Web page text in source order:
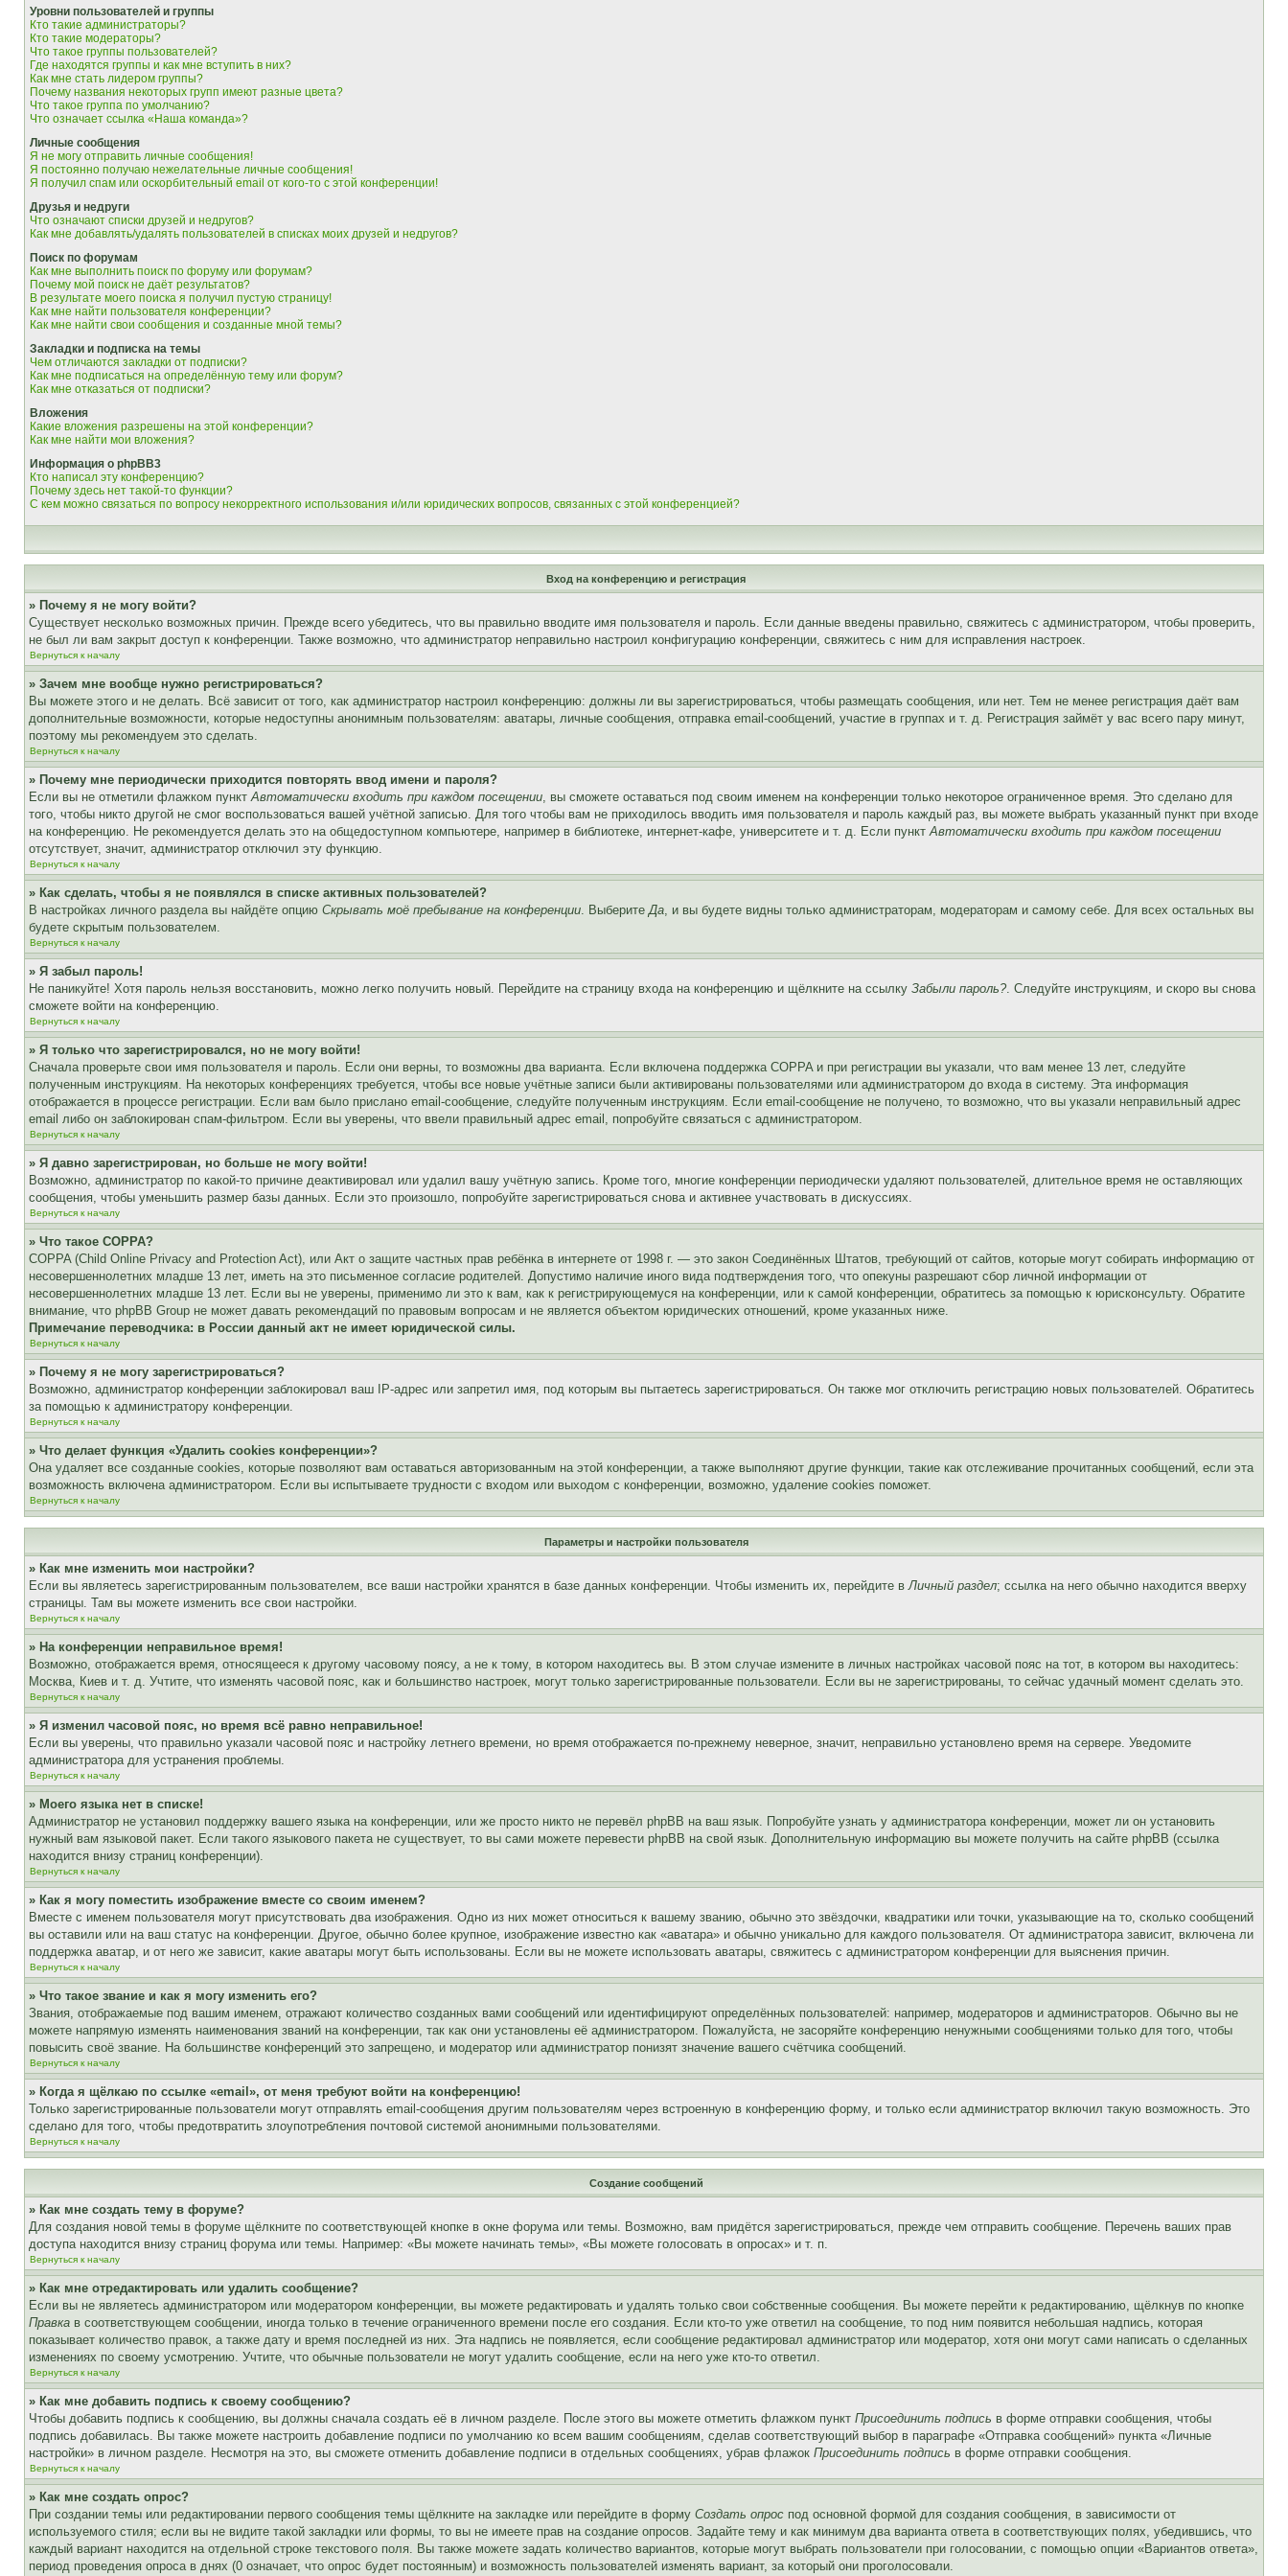
Уровни пользователей и группы
Кто такие администраторы?
Кто такие модераторы?
Что такое группы пользователей?
Где находятся группы и как мне вступить в них?
Как мне стать лидером группы?
Почему названия некоторых групп имеют разные цвета?
Что такое группа по умолчанию?
Что означает ссылка «Наша команда»?
Личные сообщения
Я не могу отправить личные сообщения!
Я постоянно получаю нежелательные личные сообщения!
Я получил спам или оскорбительный email от кого-то с этой конференции!
Друзья и недруги
Что означают списки друзей и недругов?
Как мне добавлять/удалять пользователей в списках моих друзей и недругов?
Поиск по форумам
Как мне выполнить поиск по форуму или форумам?
Почему мой поиск не даёт результатов?
В результате моего поиска я получил пустую страницу!
Как мне найти пользователя конференции?
Как мне найти свои сообщения и созданные мной темы?
Закладки и подписка на темы
Чем отличаются закладки от подписки?
Как мне подписаться на определённую тему или форум?
Как мне отказаться от подписки?
Вложения
Какие вложения разрешены на этой конференции?
Как мне найти мои вложения?
Информация о phpBB3
Кто написал эту конференцию?
Почему здесь нет такой-то функции?
С кем можно связаться по вопросу некорректного использования и/или юридических вопросов, связанных с этой конференцией?
Вход на конференцию и регистрация
» Почему я не могу войти?
Существует несколько возможных причин. Прежде всего убедитесь, что вы правильно вводите имя пользователя и пароль. Если данные введены правильно, свяжитесь с администратором, чтобы проверить,
не был ли вам закрыт доступ к конференции. Также возможно, что администратор неправильно настроил конфигурацию конференции, свяжитесь с ним для исправления настроек.
Вернуться к началу
» Зачем мне вообще нужно регистрироваться?
Вы можете этого и не делать. Всё зависит от того, как администратор настроил конференцию: должны ли вы зарегистрироваться, чтобы размещать сообщения, или нет. Тем не менее регистрация даёт вам
дополнительные возможности, которые недоступны анонимным пользователям: аватары, личные сообщения, отправка email-сообщений, участие в группах и т. д. Регистрация займёт у вас всего пару минут,
поэтому мы рекомендуем это сделать.
Вернуться к началу
» Почему мне периодически приходится повторять ввод имени и пароля?
Если вы не отметили флажком пунктАвтоматически входить при каждом посещении, вы сможете оставаться под своим именем на конференции только некоторое ограниченное время. Это сделано для
того, чтобы никто другой не смог воспользоваться вашей учётной записью. Для того чтобы вам не приходилось вводить имя пользователя и пароль каждый раз, вы можете выбрать указанный пункт при входе
на конференцию. Не рекомендуется делать это на общедоступном компьютере, например в библиотеке, интернет-кафе, университете и т. д. Если пунктАвтоматически входить при каждом посещении
отсутствует, значит, администратор отключил эту функцию.
Вернуться к началу
» Как сделать, чтобы я не появлялся в списке активных пользователей?
В настройках личного раздела вы найдёте опцию Скрывать моё пребывание на конференции. ВыберитеДа, и вы будете видны только администраторам, модераторам и самому себе. Для всех остальных вы
будете скрытым пользователем.
Вернуться к началу
» Я забыл пароль!
Не паникуйте! Хотя пароль нельзя восстановить, можно легко получить новый. Перейдите на страницу входа на конференцию и щёлкните на ссылку Забыли пароль?. Следуйте инструкциям, и скоро вы снова
сможете войти на конференцию.
Вернуться к началу
» Я только что зарегистрировался, но не могу войти!
Сначала проверьте свои имя пользователя и пароль. Если они верны, то возможны два варианта. Если включена поддержка COPPA и при регистрации вы указали, что вам менее 13 лет, следуйте
полученным инструкциям. На некоторых конференциях требуется, чтобы все новые учётные записи были активированы пользователями или администратором до входа в систему. Эта информация
отображается в процессе регистрации. Если вам было прислано email-сообщение, следуйте полученным инструкциям. Если email-сообщение не получено, то возможно, что вы указали неправильный адрес
email либо он заблокирован спам-фильтром. Если вы уверены, что ввели правильный адрес email, попробуйте связаться с администратором.
Вернуться к началу
» Я давно зарегистрирован, но больше не могу войти!
Возможно, администратор по какой-то причине деактивировал или удалил вашу учётную запись. Кроме того, многие конференции периодически удаляют пользователей, длительное время не оставляющих
сообщения, чтобы уменьшить размер базы данных. Если это произошло, попробуйте зарегистрироваться снова и активнее участвовать в дискуссиях.
Вернуться к началу
» Что такое COPPA?
COPPA (Child Online Privacy and Protection Act), или Акт о защите частных прав ребёнка в интернете от 1998 г. — это закон Соединённых Штатов, требующий от сайтов, которые могут собирать информацию от
несовершеннолетних младше 13 лет, иметь на это письменное согласие родителей. Допустимо наличие иного вида подтверждения того, что опекуны разрешают сбор личной информации от
несовершеннолетних младше 13 лет. Если вы не уверены, применимо ли это к вам, как к регистрирующемуся на конференции, или к самой конференции, обратитесь за помощью к юрисконсульту. Обратите
внимание, что phpBB Group не может давать рекомендаций по правовым вопросам и не является объектом юридических отношений, кроме указанных ниже.
Примечание переводчика: в России данный акт не имеет юридической силы.
Вернуться к началу
» Почему я не могу зарегистрироваться?
Возможно, администратор конференции заблокировал ваш IP-адрес или запретил имя, под которым вы пытаетесь зарегистрироваться. Он также мог отключить регистрацию новых пользователей. Обратитесь
за помощью к администратору конференции.
Вернуться к началу
» Что делает функция «Удалить cookies конференции»?
Она удаляет все созданные cookies, которые позволяют вам оставаться авторизованным на этой конференции, а также выполняют другие функции, такие как отслеживание прочитанных сообщений, если эта
возможность включена администратором. Если вы испытываете трудности с входом или выходом с конференции, возможно, удаление cookies поможет.
Вернуться к началу
Параметры и настройки пользователя
» Как мне изменить мои настройки?
Если вы являетесь зарегистрированным пользователем, все ваши настройки хранятся в базе данных конференции. Чтобы изменить их, перейдите вЛичный раздел; ссылка на него обычно находится вверху
страницы. Там вы можете изменить все свои настройки.
Вернуться к началу
» На конференции неправильное время!
Возможно, отображается время, относящееся к другому часовому поясу, а не к тому, в котором находитесь вы. В этом случае измените в личных настройках часовой пояс на тот, в котором вы находитесь:
Москва, Киев и т. д. Учтите, что изменять часовой пояс, как и большинство настроек, могут только зарегистрированные пользователи. Если вы не зарегистрированы, то сейчас удачный момент сделать это.
Вернуться к началу
» Я изменил часовой пояс, но время всё равно неправильное!
Если вы уверены, что правильно указали часовой пояс и настройку летнего времени, но время отображается по-прежнему неверное, значит, неправильно установлено время на сервере. Уведомите
администратора для устранения проблемы.
Вернуться к началу
» Моего языка нет в списке!
Администратор не установил поддержку вашего языка на конференции, или же просто никто не перевёл phpBB на ваш язык. Попробуйте узнать у администратора конференции, может ли он установить
нужный вам языковой пакет. Если такого языкового пакета не существует, то вы сами можете перевести phpBB на свой язык. Дополнительную информацию вы можете получить на сайте phpBB (ссылка
находится внизу страниц конференции).
Вернуться к началу
» Как я могу поместить изображение вместе со своим именем?
Вместе с именем пользователя могут присутствовать два изображения. Одно из них может относиться к вашему званию, обычно это звёздочки, квадратики или точки, указывающие на то, сколько сообщений
вы оставили или на ваш статус на конференции. Другое, обычно более крупное, изображение известно как «аватара» и обычно уникально для каждого пользователя. От администратора зависит, включена ли
поддержка аватар, и от него же зависит, какие аватары могут быть использованы. Если вы не можете использовать аватары, свяжитесь с администратором конференции для выяснения причин.
Вернуться к началу
» Что такое звание и как я могу изменить его?
Звания, отображаемые под вашим именем, отражают количество созданных вами сообщений или идентифицируют определённых пользователей: например, модераторов и администраторов. Обычно вы не
можете напрямую изменять наименования званий на конференции, так как они установлены её администратором. Пожалуйста, не засоряйте конференцию ненужными сообщениями только для того, чтобы
повысить своё звание. На большинстве конференций это запрещено, и модератор или администратор понизят значение вашего счётчика сообщений.
Вернуться к началу
» Когда я щёлкаю по ссылке «email», от меня требуют войти на конференцию!
Только зарегистрированные пользователи могут отправлять email-сообщения другим пользователям через встроенную в конференцию форму, и только если администратор включил такую возможность. Это
сделано для того, чтобы предотвратить злоупотребления почтовой системой анонимными пользователями.
Вернуться к началу
Создание сообщений
» Как мне создать тему в форуме?
Для создания новой темы в форуме щёлкните по соответствующей кнопке в окне форума или темы. Возможно, вам придётся зарегистрироваться, прежде чем отправить сообщение. Перечень ваших прав
доступа находится внизу страниц форума или темы. Например: «Вы можете начинать темы», «Вы можете голосовать в опросах» и т. п.
Вернуться к началу
» Как мне отредактировать или удалить сообщение?
Если вы не являетесь администратором или модератором конференции, вы можете редактировать и удалять только свои собственные сообщения. Вы можете перейти к редактированию, щёлкнув по кнопке
Правка в соответствующем сообщении, иногда только в течение ограниченного времени после его создания. Если кто-то уже ответил на сообщение, то под ним появится небольшая надпись, которая
показывает количество правок, а также дату и время последней из них. Эта надпись не появляется, если сообщение редактировал администратор или модератор, хотя они могут сами написать о сделанных
изменениях по своему усмотрению. Учтите, что обычные пользователи не могут удалить сообщение, если на него уже кто-то ответил.
Вернуться к началу
» Как мне добавить подпись к своему сообщению?
Чтобы добавить подпись к сообщению, вы должны сначала создать её в личном разделе. После этого вы можете отметить флажком пункт Присоединить подпись в форме отправки сообщения, чтобы
подпись добавилась. Вы также можете настроить добавление подписи по умолчанию ко всем вашим сообщениям, сделав соответствующий выбор в параграфе «Отправка сообщений» пункта «Личные
настройки» в личном разделе. Несмотря на это, вы сможете отменить добавление подписи в отдельных сообщениях, убрав флажок Присоединить подпись в форме отправки сообщения.
Вернуться к началу
» Как мне создать опрос?
При создании темы или редактировании первого сообщения темы щёлкните на закладке или перейдите в форму Создать опрос под основной формой для создания сообщения, в зависимости от
используемого стиля; если вы не видите такой закладки или формы, то вы не имеете прав на создание опросов. Задайте тему и как минимум два варианта ответа в соответствующих полях, убедившись, что
каждый вариант находится на отдельной строке текстового поля. Вы также можете задать количество вариантов, которые могут выбрать пользователи при голосовании, с помощью опции «Вариантов ответа»,
период проведения опроса в днях (0 означает, что опрос будет постоянным) и возможность пользователей изменять вариант, за который они проголосовали.